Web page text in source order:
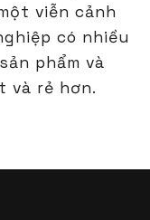
viễn cảnh
có nhiều
phẩm và
và rẻ hơn.